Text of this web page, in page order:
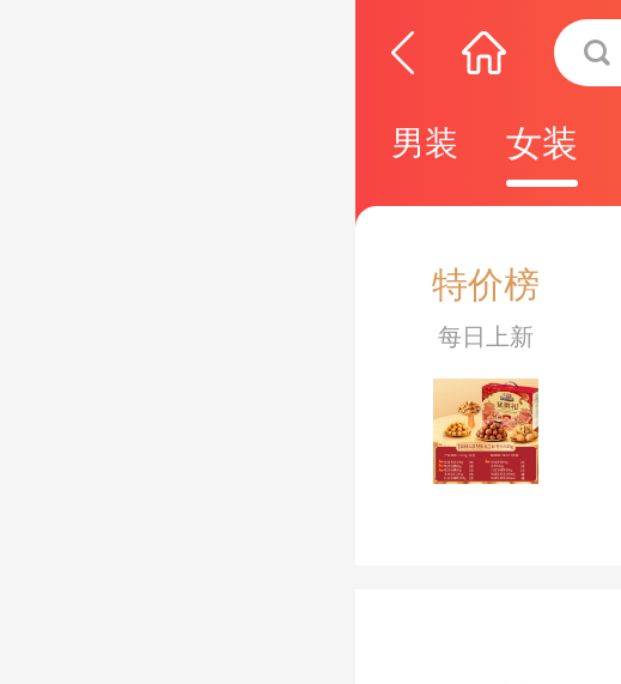
男装 女装
特价榜
每日上新